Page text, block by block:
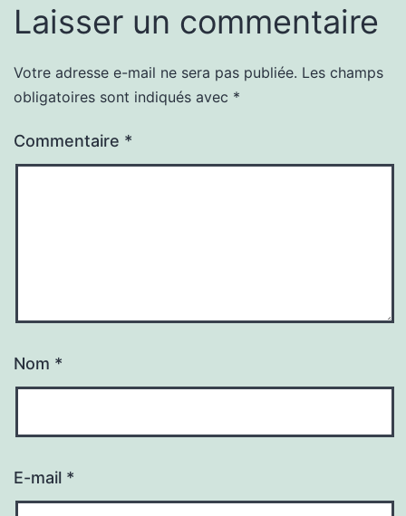
Laisser un commentaire
Votre adresse e-mail ne sera pas publiée. Les champs
obligatoires sont indiqués avec *
Commentaire *
Nom *
E-mail *